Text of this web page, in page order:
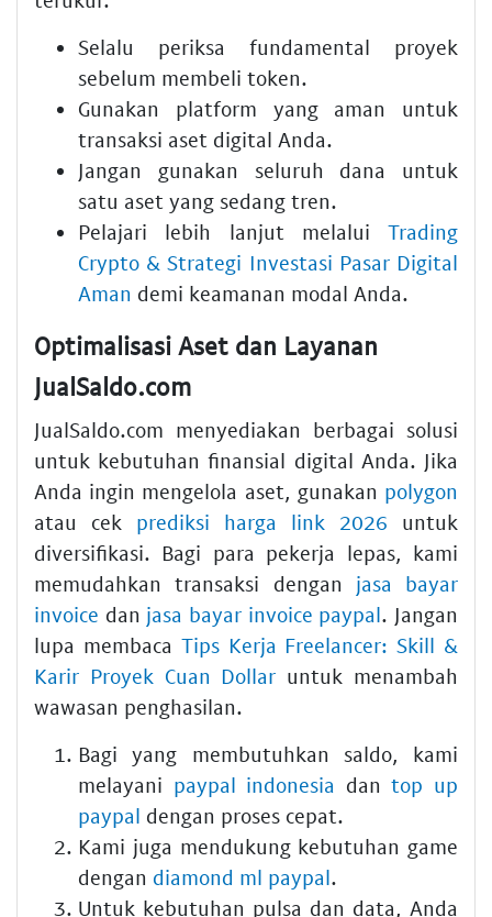
Selalu periksa fundamental proyek
sebelum membeli token.
Gunakan platform yang aman untuk
transaksi aset digital Anda.
Jangan gunakan seluruh dana untuk
satu aset yang sedang tren.
Pelajari lebih lanjut melalui Trading
Crypto & Strategi Investasi Pasar Digital
Aman demi keamanan modal Anda.
Optimalisasi Aset dan Layanan
JualSaldo.com
JualSaldo.com menyediakan berbagai solusi
untuk kebutuhan finansial digital Anda. Jika
Anda ingin mengelola aset, gunakan polygon
atau cek prediksi harga link 2026 untuk
diversifikasi. Bagi para pekerja lepas, kami
memudahkan transaksi dengan jasa bayar
invoice dan jasa bayar invoice paypal. Jangan
lupa membaca Tips Kerja Freelancer: Skill &
Karir Proyek Cuan Dollar untuk menambah
wawasan penghasilan.
Bagi yang membutuhkan saldo, kami
melayani paypal indonesia dantop up
paypal dengan proses cepat.
Kami juga mendukung kebutuhan game
dengan diamond ml paypal.
Untuk kebutuhan pulsa dan data, Anda